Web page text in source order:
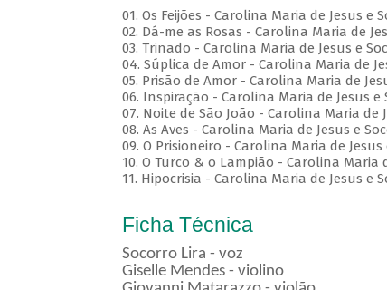
01. Os Feijões - Carolina Maria de Jesus e
02. Dá-me as Rosas - Carolina Maria de
03. Trinado - Carolina Maria de Jesus e
04. Súplica de Amor - Carolina Maria de
05. Prisão de Amor - Carolina Maria de
06. Inspiração - Carolina Maria de Jesus e
07. Noite de São João - Carolina Maria de
08. As Aves - Carolina Maria de Jesus e
09. O Prisioneiro - Carolina Maria de Jesus
10. O Turco & o Lampião - Carolina Maria
11. Hipocrisia - Carolina Maria de Jesus e
Ficha Técnica
Socorro Lira - voz
Giselle Mendes - violino